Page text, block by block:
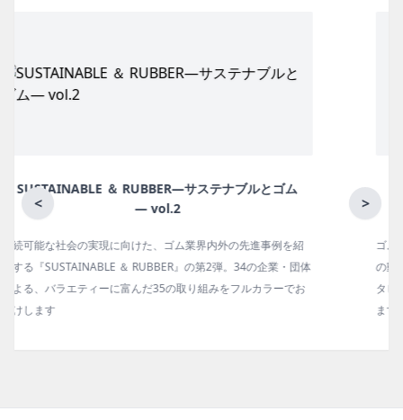
< >
月刊ラバーインダストリー／単品
ゴム報知新聞の姉妹誌。ゴム・エラストマー製品・市場分野別
の動向、新製品・技術、原材料動向、設備・機械の紹介、イン
タビュー、海外企業情報、統計などをコンパクトに掲載してい